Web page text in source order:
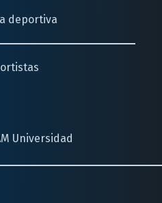
deportiva
Universidad